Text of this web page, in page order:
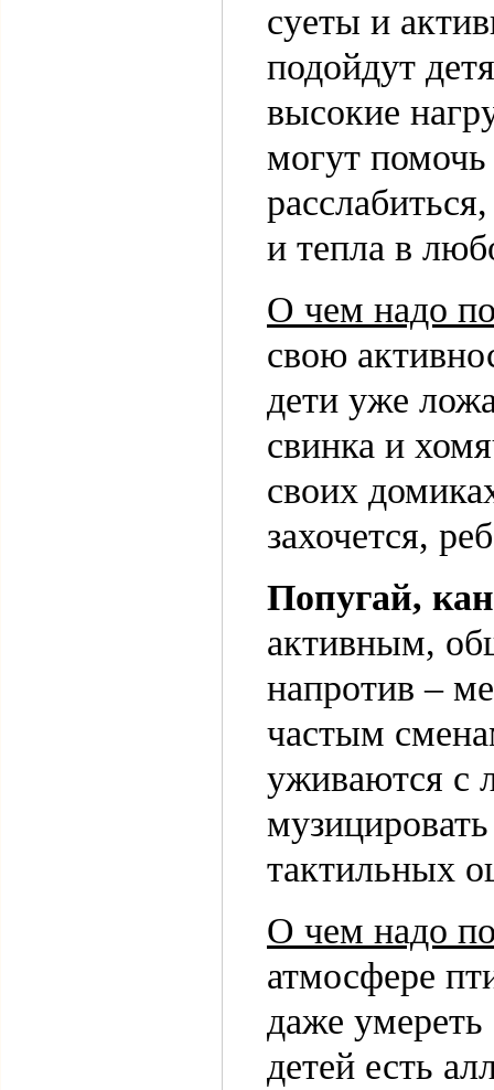
суеты и
подойдут
высокие
могут помочь
и тепла в
О чем надо
свою
дети уже
свинка и
своих
захочется,
Попугай,
активным,
напротив –
частым
уживаются с
тактильных
О чем надо
атмосфере
даже
детей есть